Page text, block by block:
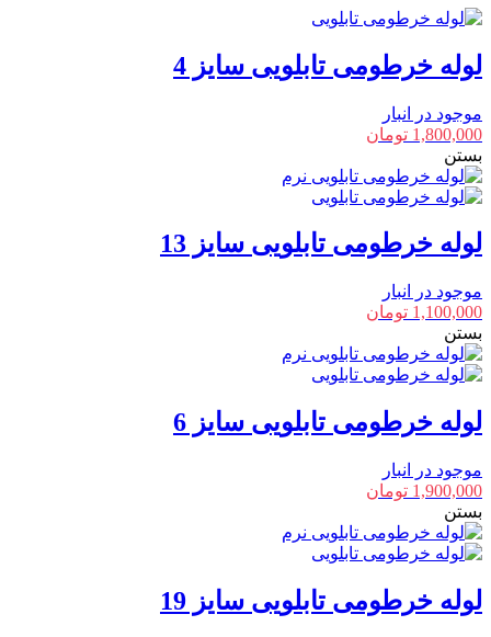
لوله خرطومی تابلویی سایز 4
موجود در انبار
1,800,000 تومان
بستن
لوله خرطومی تابلویی سایز 13
موجود در انبار
1,100,000 تومان
بستن
لوله خرطومی تابلویی سایز 6
موجود در انبار
1,900,000 تومان
بستن
لوله خرطومی تابلویی سایز 19